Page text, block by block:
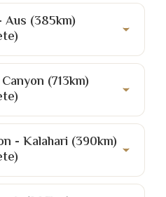
Aus (385km)
(713km)
- Kalahari (390km)